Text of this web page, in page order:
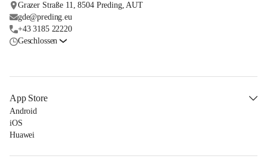
Grazer Straße 11, 8504 Preding, AUT
gde@preding.eu
+43 3185 22220
Geschlossen
App Store
Android
iOS
Huawei